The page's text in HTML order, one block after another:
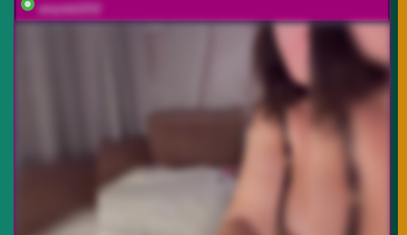
anyuta1212